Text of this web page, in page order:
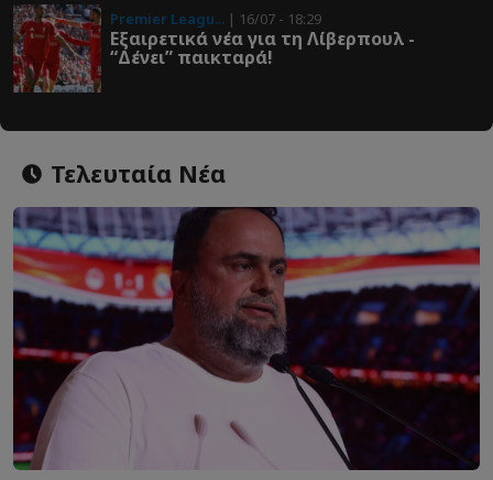
Premier Leagu... | 16/07 - 18:29
Εξαιρετικά νέα για τη Λίβερπουλ -
“Δένει” παικταρά!
Τελευταία Νέα